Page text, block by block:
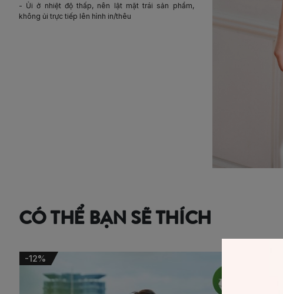
- Ủi ở nhiệt độ thấp, nên lật mặt trái sản phẩm,
không ủi trực tiếp lên hình in/thêu
CÓ THỂ BẠN SẼ THÍCH
-12%